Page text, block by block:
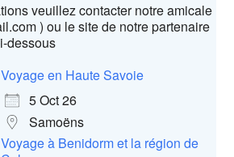
veuillez contacter notre amicale
) ou le site de notre partenaire
dessous
Voyage en Haute Savoie
5 Oct 26
Samoëns
Voyage à Benidorm et la région de